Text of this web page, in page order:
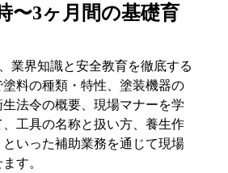
〜3ヶ月間の基礎育
業界知識と安全教育を徹底する
料の種類・特性、塗装機器の
法令の概要、現場マナーを学
工具の名称と扱い方、養生作
いった補助業務を通じて現場
す。